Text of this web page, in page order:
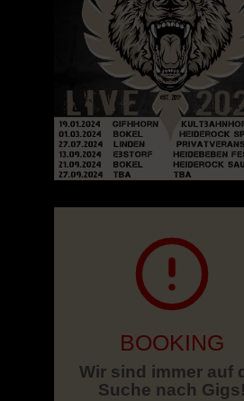
BOOKING
Wir sind immer auf
Suche nach Gigs!